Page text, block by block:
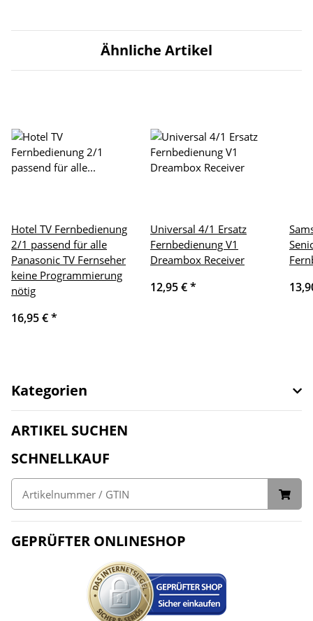
Ähnliche Artikel
Hotel TV Fernbedienung
2/1 passend für alle
Panasonic TV Fernseher
keine Programmierung
nötig
16,95 €*
Universal 4/1 Ersatz
Fernbedienung V1
Dreambox Receiver
12,95 €*
Kategorien
ARTIKEL SUCHEN
SCHNELLKAUF
GEPRÜFTER ONLINESHOP